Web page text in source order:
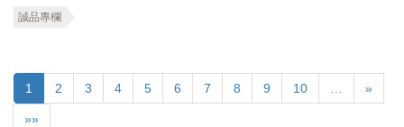
誠品專欄
1 2 3 4 5 6 7 8 9 10 »
»»